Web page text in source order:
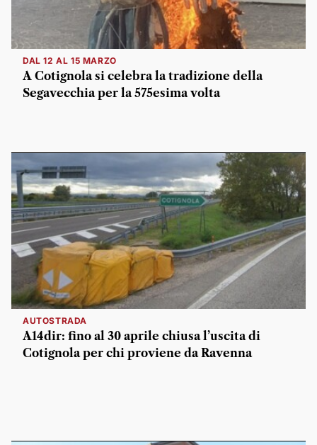
DAL 12 AL 15 MARZO
A Cotignola si celebra la tradizione della
Segavecchia per la 575esima volta
AUTOSTRADA
A14dir: fino al 30 aprile chiusa l’uscita di
Cotignola per chi proviene da Ravenna